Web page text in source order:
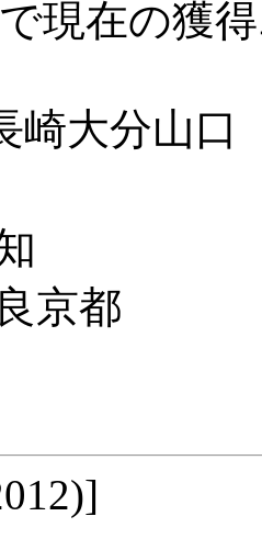
現在の獲
崎大分山口
京都